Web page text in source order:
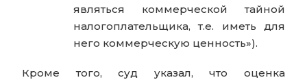
являться коммерческой тайной
налогоплательщика, т.е. иметь для
него коммерческую ценность»).
Кроме того, суд указал, что оценка